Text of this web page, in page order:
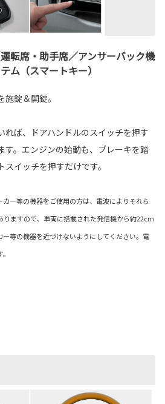
転席・助手席／アンサーバック機
ム（スマートキー）
錠＆開錠。
れば、ドアハンドルのスイッチを押す
す。エンジンの始動も、ブレーキを踏
イッチを押すだけです。
ー等の機器をご使用の方は、電波によりそれら
りますので、車両に搭載された発信機から約22cm
等の機器を近づけないようにしてください。電